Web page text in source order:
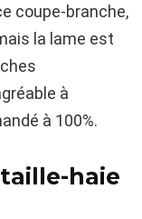
coupe-branche,
la lame est
à
à 100%.
haie